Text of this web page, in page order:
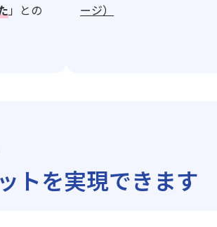
」との
ージ）
トを実現できます